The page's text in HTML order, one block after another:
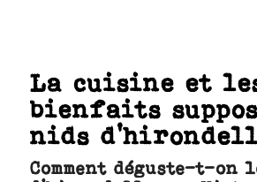
La cuisine et
bienfaits
nids
Comment déguste-t-on